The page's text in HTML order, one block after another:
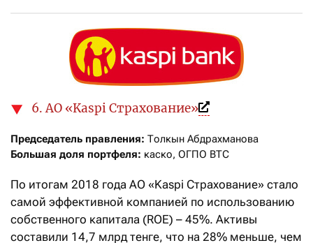
6. АО «Kaspi Страхование»
Председатель правления:
Большая доля портфеля: каско, ОГПО ВТС
По итогам 2018 года АО «Kaspi Страхование» стало
самой эффективной компанией по использованию
собственного капитала (ROE) – 45%. Активы
составили 14,7 млрд тенге, что на 28% меньше, чем